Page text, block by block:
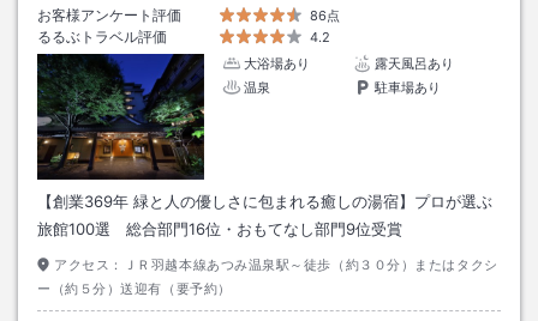
お客様アンケート評価
86点
るるぶトラベル評価
4.2
大浴場あり
露天風呂あり
温泉
駐車場あり
【創業369年 緑と人の優しさに包まれる癒しの湯宿】プロが選ぶ
旅館100選 総合部門16位・おもてなし部門9位受賞
アクセス：
ＪＲ羽越本線あつみ温泉駅～徒歩（約３０分）またはタクシ
ー（約５分）送迎有（要予約）